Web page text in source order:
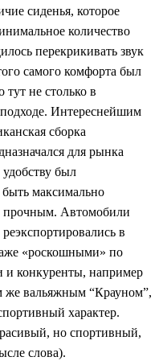
сиденья, которое
количество
перекрикивать звук
самого комфорта был
не столько в
Интереснейшим
сборка
для рынка
был
максимально
прочным. Автомобили
в
«роскошными» по
и конкуренты, например
же вальяжным “Крауном”,
характер.
но спортивный,
слова).